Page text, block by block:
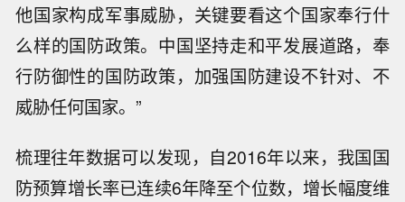
他国家构成军事威胁，关键要看这个国家奉行什
么样的国防政策。中国坚持走和平发展道路，奉
行防御性的国防政策，加强国防建设不针对、不
威胁任何国家。”
梳理往年数据可以发现，自2016年以来，我国国
防预算增长率已连续6年降至个位数，增长幅度维